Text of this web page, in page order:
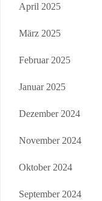
April 2025
März 2025
Februar 2025
Januar 2025
Dezember 2024
November 2024
Oktober 2024
September 2024